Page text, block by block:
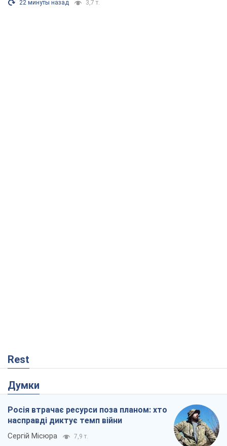
22 минуты назад 3,7 т.
Rest
Думки
Росія втрачає ресурси поза планом: хто
насправді диктує темп війни
Сергій Місюра 7,9 т.